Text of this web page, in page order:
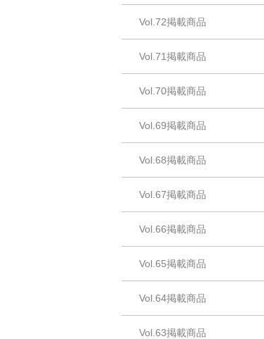
Vol.72掲載商品
Vol.71掲載商品
Vol.70掲載商品
Vol.69掲載商品
Vol.68掲載商品
Vol.67掲載商品
Vol.66掲載商品
Vol.65掲載商品
Vol.64掲載商品
Vol.63掲載商品